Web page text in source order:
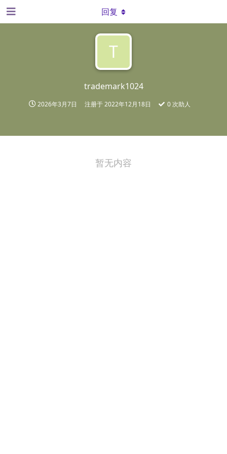
T
trademark1024
2026年3月7日 注册于2022年12月18日 0 次助人
回复
暂无内容